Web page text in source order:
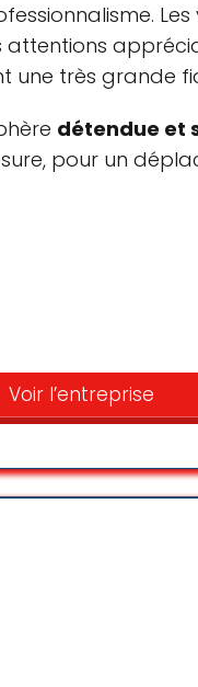
Les
une très grande
détendue et
pour un
to please but was
Carlos Monteiro,
detalhes e o trato
a condução
Voir l’entreprise